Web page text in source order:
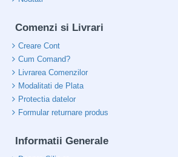
Comenzi si Livrari
Creare Cont
Cum Comand?
Livrarea Comenzilor
Modalitati de Plata
Protectia datelor
Formular returnare produs
Informatii Generale